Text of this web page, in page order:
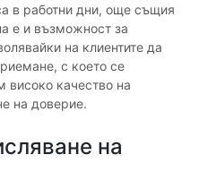
в работни дни, още същия
е и възможност за
на клиентите да
с което се
високо качество на
на доверие.
на